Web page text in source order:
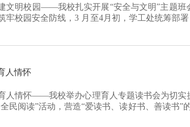
文明校园——我校扎实开展“安全与文明”主题班
牢校园安全防线，3 月至4月初，学工处统筹部
人情怀
人情怀——我校举办心理育人专题读书会为切实
民阅读”活动，营造“爱读书、读好书、善读书”